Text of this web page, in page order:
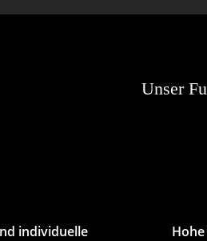
Unser
individuelle